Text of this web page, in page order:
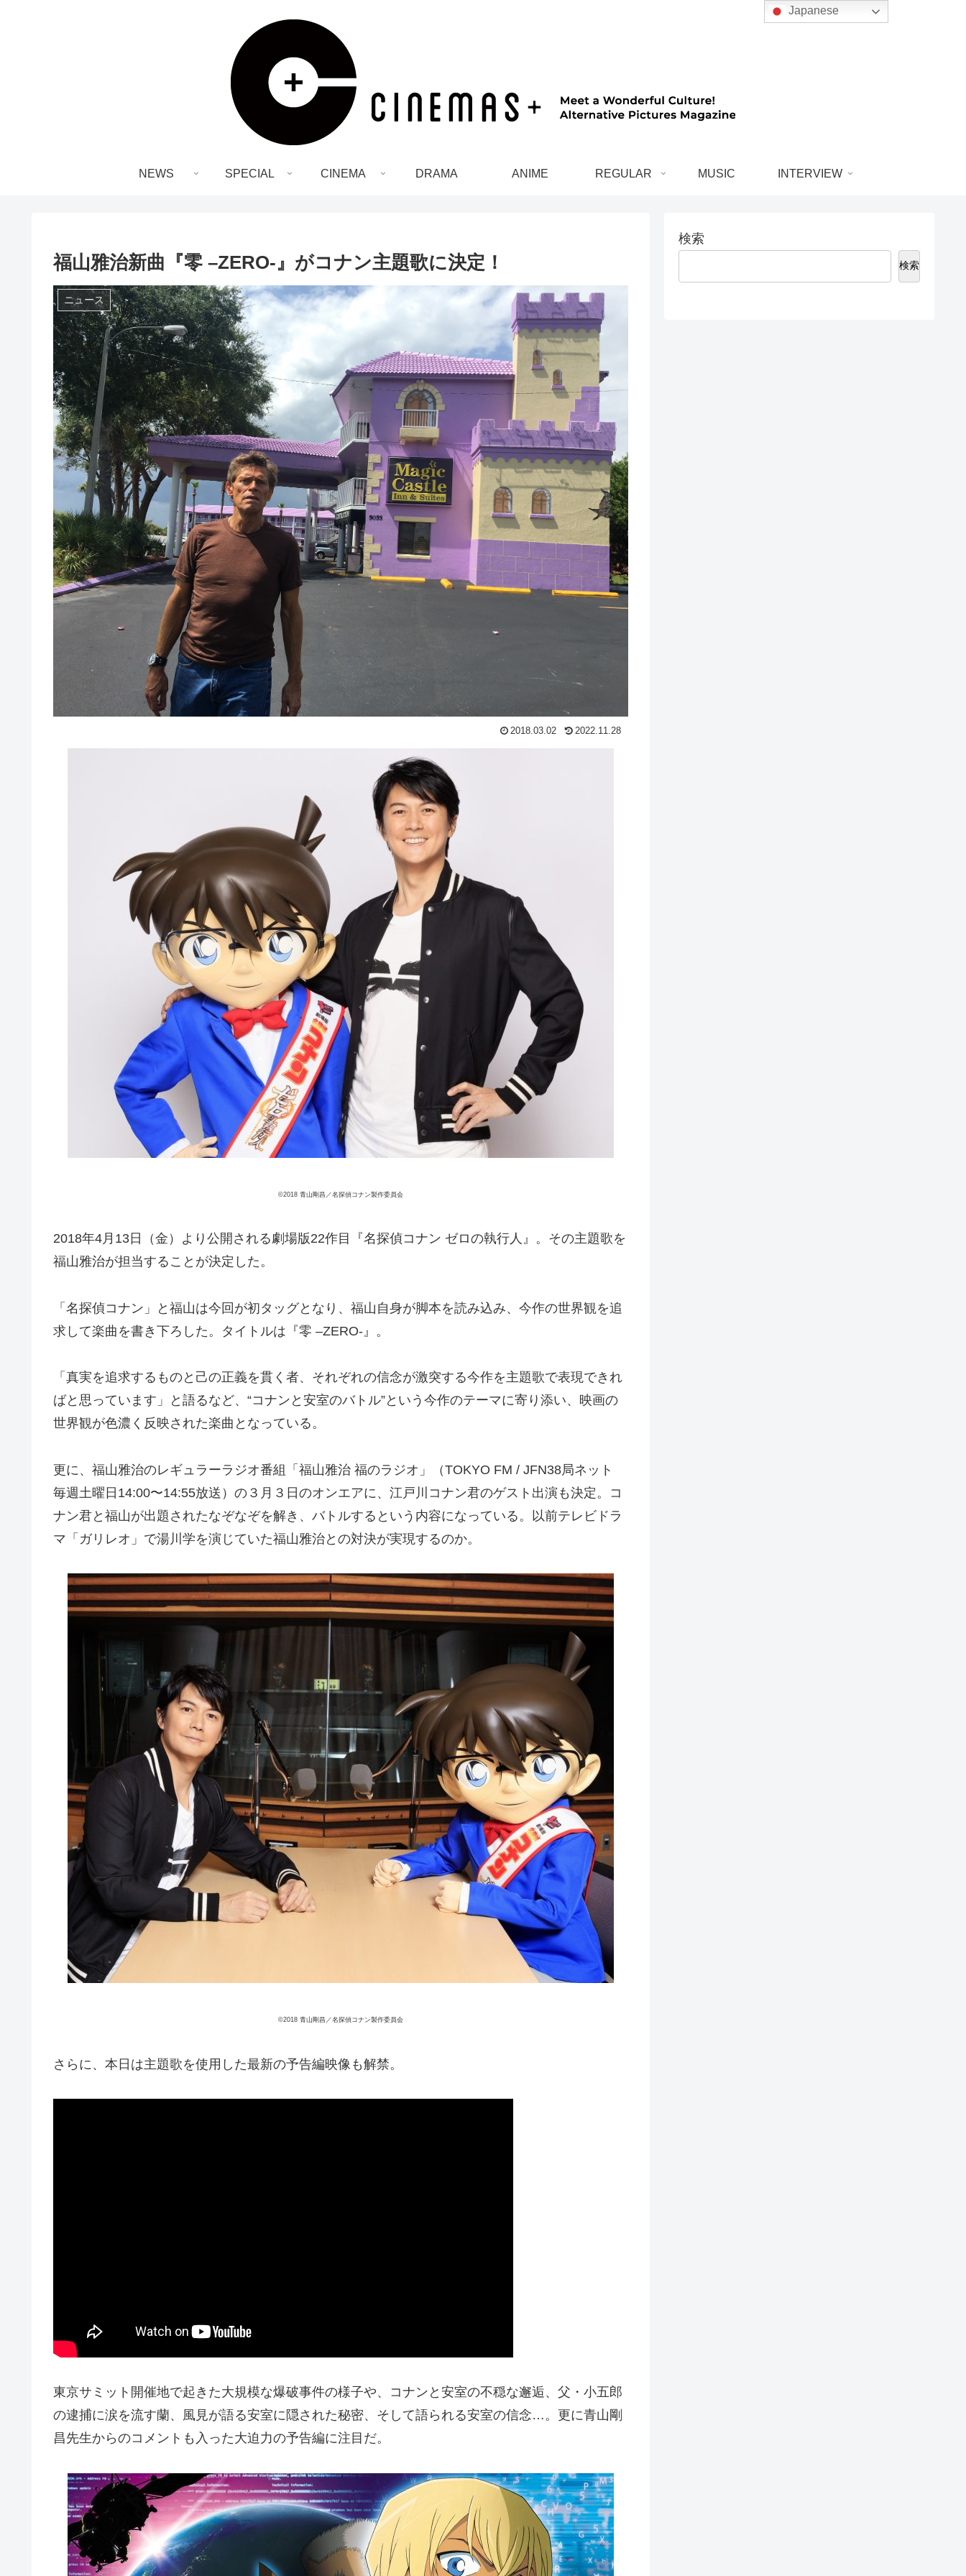
NEWS SPECIAL CINEMA DRAMA ANIME REGULAR MUSIC INTERVIEW
福山雅治新曲『零 –ZERO-』がコナン主題歌に決定！
ニュース
2018.03.02 2022.11.28
©2018 青山剛昌／名探偵コナン製作委員会
2018年4月13日（金）より公開される劇場版22作目『名探偵コナン ゼロの執行人』。その主題歌を
福山雅治が担当することが決定した。
「名探偵コナン」と福山は今回が初タッグとなり、福山自身が脚本を読み込み、今作の世界観を追
求して楽曲を書き下ろした。タイトルは『零 –ZERO-』。
「真実を追求するものと己の正義を貫く者、それぞれの信念が激突する今作を主題歌で表現できれ
ばと思っています」と語るなど、“コナンと安室のバトル”という今作のテーマに寄り添い、映画の
世界観が色濃く反映された楽曲となっている。
更に、福山雅治のレギュラーラジオ番組「福山雅治 福のラジオ」（TOKYO FM / JFN38局ネット
毎週土曜日14:00〜14:55放送）の３月３日のオンエアに、江戸川コナン君のゲスト出演も決定。コ
ナン君と福山が出題されたなぞなぞを解き、バトルするという内容になっている。以前テレビドラ
マ「ガリレオ」で湯川学を演じていた福山雅治との対決が実現するのか。
©2018 青山剛昌／名探偵コナン製作委員会
さらに、本日は主題歌を使用した最新の予告編映像も解禁。
東京サミット開催地で起きた大規模な爆破事件の様子や、コナンと安室の不穏な邂逅、父・小五郎
の逮捕に涙を流す蘭、風見が語る安室に隠された秘密、そして語られる安室の信念…。更に青山剛
昌先生からのコメントも入った大迫力の予告編に注目だ。
検索
検索
Japanese